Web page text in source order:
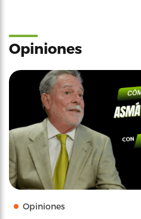
Opiniones
Opiniones